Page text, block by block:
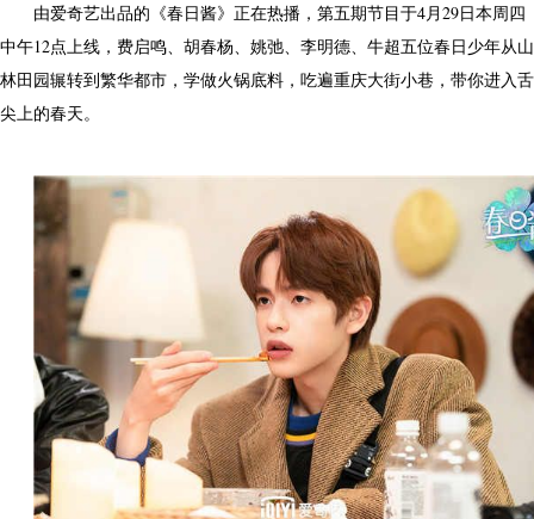
由爱奇艺出品的《春日酱》正在热播，第五期节目于4月29日本周四
中午12点上线，费启鸣、胡春杨、姚弛、李明德、牛超五位春日少年从山
林田园辗转到繁华都市，学做火锅底料，吃遍重庆大街小巷，带你进入舌
尖上的春天。